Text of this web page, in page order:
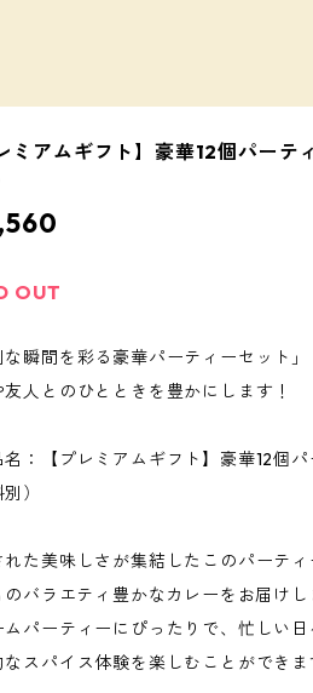
ミアムギフト】豪華12個パーテ
OUT
な瞬間を彩る豪華パーティーセット」
友人とのひとときを豊かにします！
：【プレミアムギフト】豪華12個パ
）
れた美味しさが集結したこのパーテ
のバラエティ豊かなカレーをお届け
ムパーティーにぴったりで、忙しい
スパイス体験を楽しむことができま